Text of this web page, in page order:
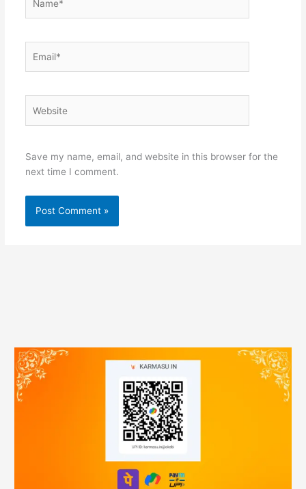
Save my name, email, and website in this browser for the
next time I comment.